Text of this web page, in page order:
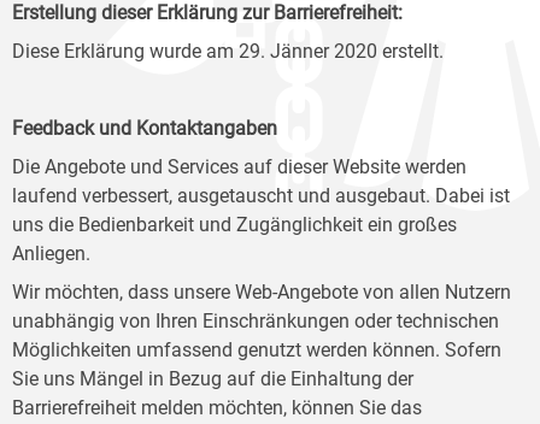
Erstellung dieser Erklärung zur Barrierefreiheit:
Diese Erklärung wurde am 29. Jänner 2020 erstellt.
Feedback und Kontaktangaben
Die Angebote und Services auf dieser Website werden
laufend verbessert, ausgetauscht und ausgebaut. Dabei ist
uns die Bedienbarkeit und Zugänglichkeit ein großes
Anliegen.
Wir möchten, dass unsere Web-Angebote von allen Nutzern
unabhängig von Ihren Einschränkungen oder technischen
Möglichkeiten umfassend genutzt werden können. Sofern
Sie uns Mängel in Bezug auf die Einhaltung der
Barrierefreiheit melden möchten, können Sie das